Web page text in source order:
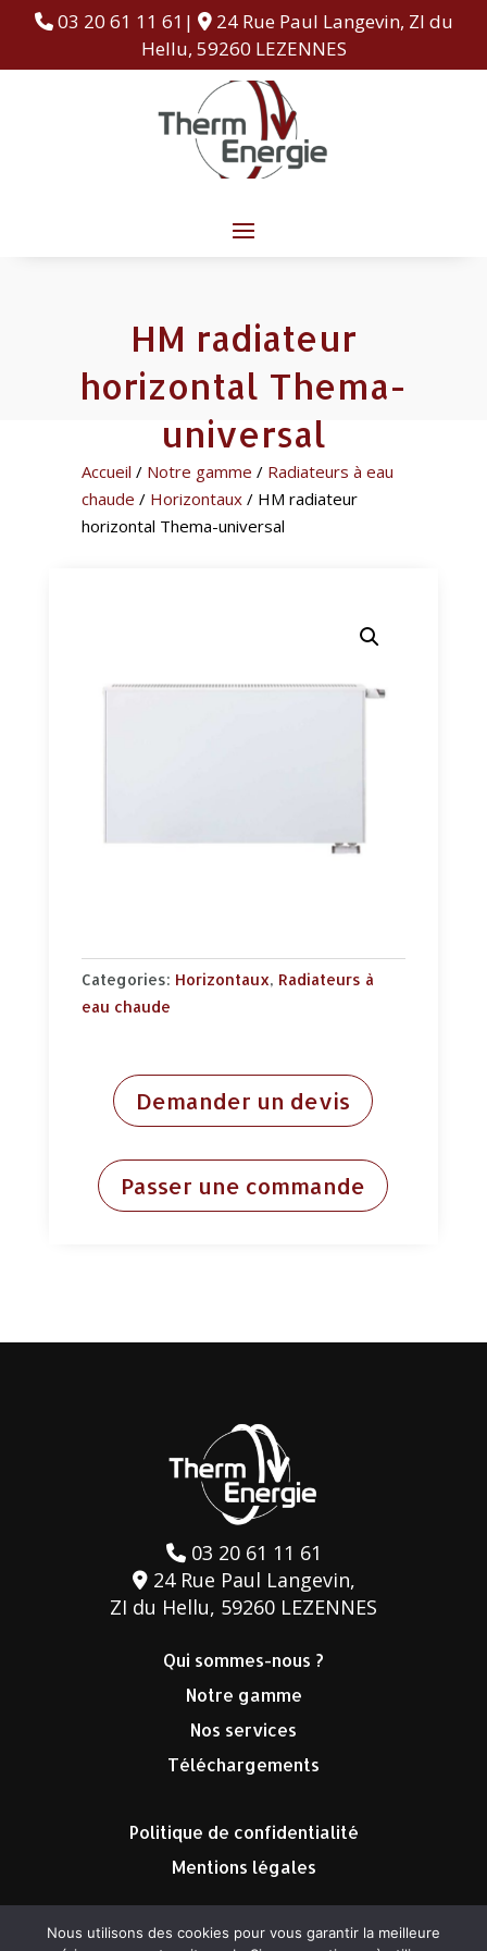
03 20 61 11 61|
24 Rue Paul Langevin, ZI du
Hellu, 59260 LEZENNES
HM radiateur
horizontal Thema-
universal
Accueil / Notre gamme / Radiateurs à eau
chaude / Horizontaux/ HM radiateur
horizontal Thema-universal
Categories: Horizontaux, Radiateurs à
eau chaude
Demander un devis
Passer une commande
03 20 61 11 61
24 Rue Paul Langevin,
ZI du Hellu, 59260 LEZENNES
Qui sommes-nous ?
Notre gamme
Nos services
Téléchargements
Politique de confidentialité
Mentions légales
Nous utilisons des cookies pour vous garantir la meilleure